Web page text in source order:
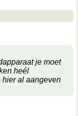
je moet
heél
al aangeven